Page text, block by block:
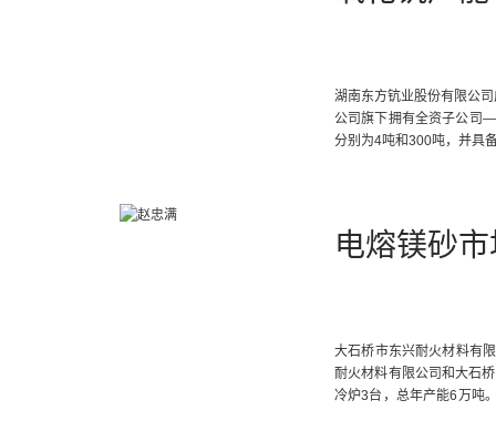
湖南东方钪业股份有限公
公司旗下拥有全资子公司
分别为4吨和300吨，并具
电熔镁砂
大石桥市东兴耐火材料有
耐火材料有限公司和大石
冷炉3台，总年产能6万吨